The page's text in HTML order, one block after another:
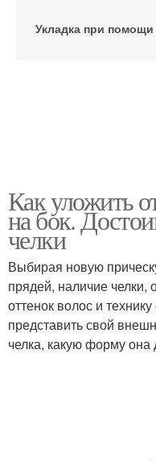
Укладка при помощи
Как уложить
на бок.
челки
Выбирая новую
прядей, наличие
оттенок волос и
представить свой
челка, какую форму она